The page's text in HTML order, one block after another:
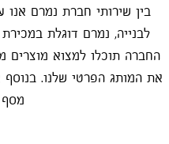
בין שירותי חברת נמרם אנו
לבנייה, נמרם דוגלת
החברה תוכלו למצוא מוצרים
את המותג הפרטי שלנו. בנוסף
מסף